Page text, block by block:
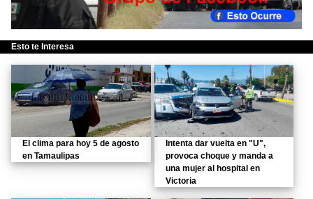
Esto te Interesa
El clima para hoy 5 de agosto
en Tamaulipas
Intenta dar vuelta en "U",
provoca choque y manda a
una mujer al hospital en
Victoria